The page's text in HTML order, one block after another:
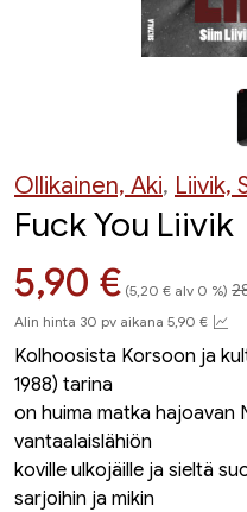
Ollikainen, Aki, Liivik,
Fuck You Liivik
Hinta nyt
5,90 € (5,20 € alv 0 %)
Alin hinta 30 pv aikana 5,90 €
Kolhoosista Korsoon ja
1988) tarina
on huima matka hajoavan
vantaalaislähiön
koville ulkojäille ja sieltä
sarjoihin ja mikin